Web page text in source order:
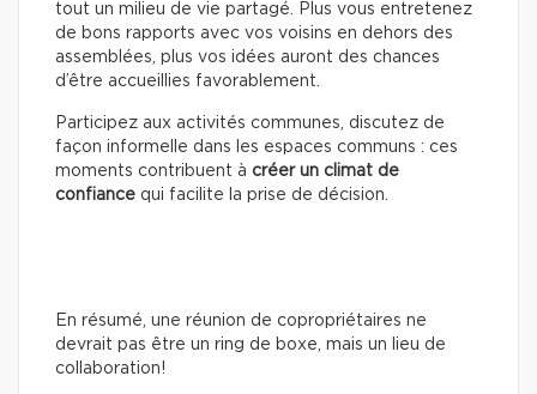
tout un milieu de vie partagé. Plus vous entretenez
de bons rapports avec vos voisins en dehors des
assemblées, plus vos idées auront des chances
d’être accueillies favorablement.
Participez aux activités communes, discutez de
façon informelle dans les espaces communs : ces
moments contribuent à créer un climat de
confiance qui facilite la prise de décision.
En résumé, une réunion de copropriétaires ne
devrait pas être un ring de boxe, mais un lieu de
collaboration!